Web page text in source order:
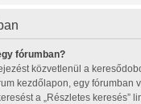
fórumban?
közvetlenül a
kezdőlapon, egy fórumban
a „Részletes keresés”